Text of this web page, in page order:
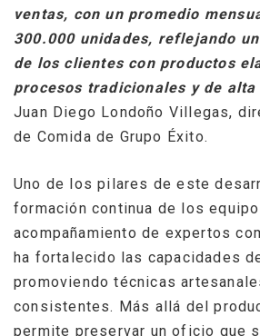
ventas, con un promedio
300.000 unidades, reflejando
de los clientes con productos
procesos tradicionales y de alta
Juan Diego Londoño Villegas,
de Comida de Grupo Éxito.
Uno de los pilares de este
formación continua de los
acompañamiento de expertos
ha fortalecido las capacidades
promoviendo técnicas
consistentes. Más allá del
permite preservar un oficio que